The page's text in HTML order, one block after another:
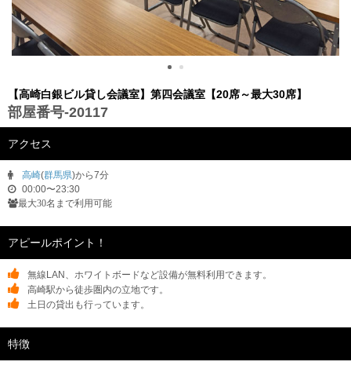
【高崎白銀ビル貸し会議室】第四会議室【20席～最大30席】
部屋番号-20117
アクセス
高崎(群馬県)から7分
00:00〜23:30
最大30名まで利用可能
アピールポイント！
無線LAN、ホワイトボードなど設備が無料利用できます。
高崎駅から徒歩圏内の立地です。
土日の貸出も行っています。
特徴